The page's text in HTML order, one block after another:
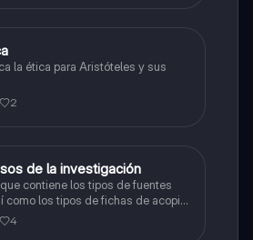
la ética para Aristóteles y sus
2
de la investigación
contiene los tipos de fuentes
como los tipos de fichas de acopio
investigaciones.
4